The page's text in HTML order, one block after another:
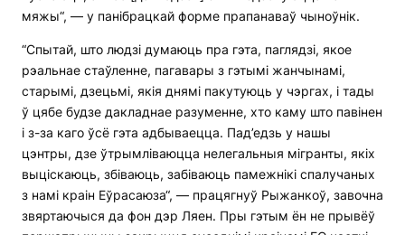
мяжы“, — у панібрацкай форме прапанаваў чыноўнік.
“Спытай, што людзі думаюць пра гэта, паглядзі, якое
рэальнае стаўленне, пагавары з гэтымі жанчынамі,
старымі, дзецьмі, якія днямі пакутуюць у чэргах, і тады
ў цябе будзе дакладнае разуменне, хто каму што павінен
і з-за каго ўсё гэта адбываецца. Пад’едзь у нашы
цэнтры, дзе ўтрымліваюцца нелегальныя мігранты, якіх
выціскаюць, збіваюць, забіваюць памежнікі спалучаных
з намі краін Еўрасаюза“, — працягнуў Рыжанкоў, завочна
звяртаючыся да фон дэр Ляен. Пры гэтым ён не прывёў